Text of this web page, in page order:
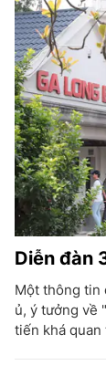
Diễn đàn
Một thông tin
ủ, ý tưởng về
tiến khá